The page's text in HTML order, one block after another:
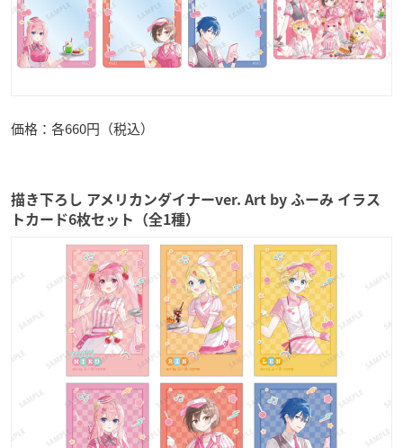
価格：各660円（税込）
描き下ろし アメリカンダイナーver. Art by ふーみ イラス
トカード6枚セット（全1種）